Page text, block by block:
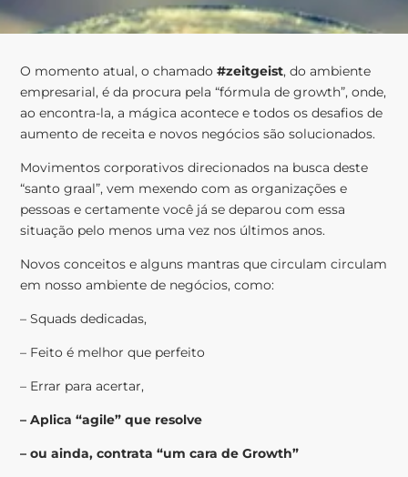
O momento atual, o chamado#zeitgeist, do ambiente
empresarial, é da procura pela “fórmula de growth”, onde,
ao encontra-la, a mágica acontece e todos os desafios de
aumento de receita e novos negócios são solucionados.
Movimentos corporativos direcionados na busca deste
“santo graal”, vem mexendo com as organizações e
pessoas e certamente você já se deparou com essa
situação pelo menos uma vez nos últimos anos.
Novos conceitos e alguns mantras que circulam circulam
em nosso ambiente de negócios, como:
– Squads dedicadas,
– Feito é melhor que perfeito
– Errar para acertar,
– Aplica “agile” que resolve
– ou ainda, contrata “um cara de Growth”